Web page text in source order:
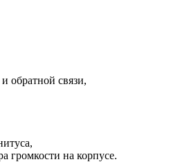
обратной связи,
громкости на корпусе.